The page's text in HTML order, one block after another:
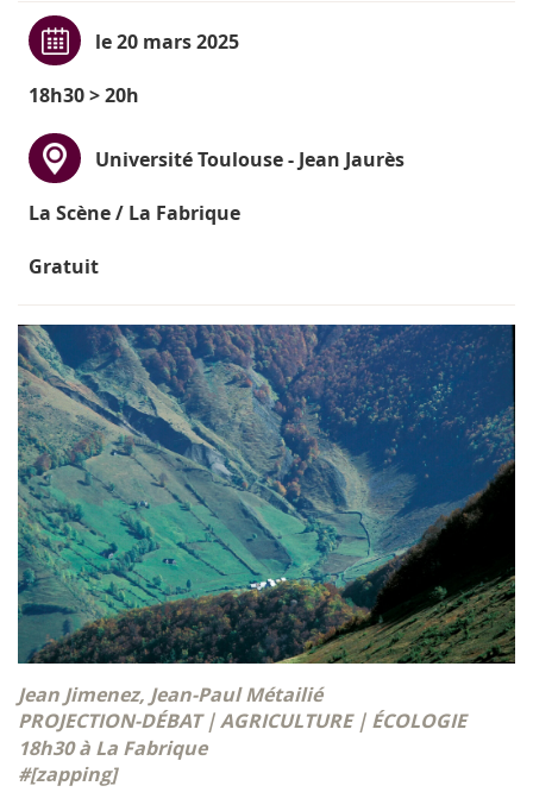
le 20 mars 2025
18h30 > 20h
Université Toulouse - Jean Jaurès
La Scène / La Fabrique
Gratuit
Jean Jimenez, Jean-Paul Métailié
PROJECTION-DÉBAT｜AGRICULTURE｜ÉCOLOGIE
18h30 à La Fabrique
#[zapping]